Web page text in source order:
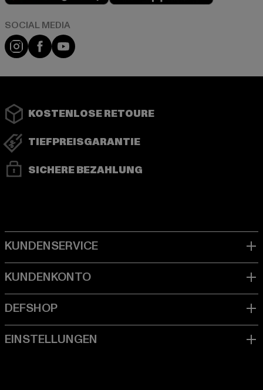
Instagram
FacebookYouTube
KOSTENLOSE RETOURE
TIEFPREISGARANTIE
SICHERE BEZAHLUNG